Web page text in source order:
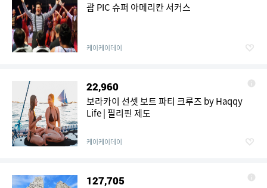
괌 PIC 슈퍼 아메리칸 서커스
케이케이데이
22,960
보라카이 선셋 보트 파티 크루즈 by Haqqy
Life | 필리핀 제도
케이케이데이
127,705